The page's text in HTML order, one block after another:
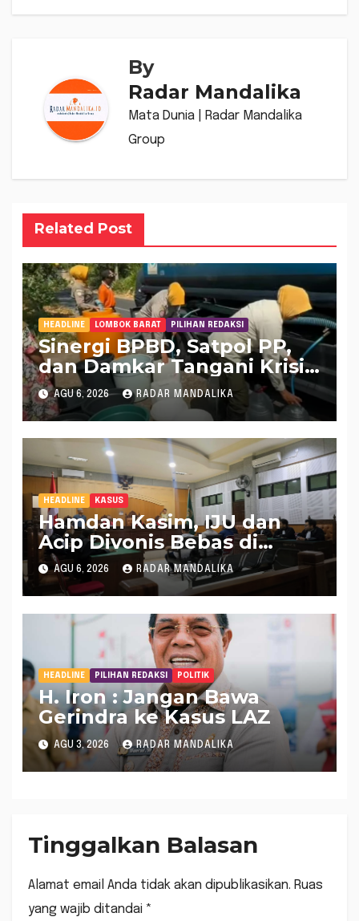
By
Radar Mandalika
Mata Dunia | Radar Mandalika
Group
Related Post
HEADLINE LOMBOK BARAT PILIHAN REDAKSI
Sinergi BPBD, Satpol PP,
dan Damkar Tangani Krisis
Air Bersih di Lobar
AGU 6, 2026 RADAR MANDALIKA
HEADLINE KASUS
Hamdan Kasim, IJU dan
Acip Divonis Bebas di
Kasus Dugaan Gratifikasi
DPRD NTB, Kuasa Hukum:
Putusan Bersifat Final
AGU 6, 2026 RADAR MANDALIKA
HEADLINE PILIHAN REDAKSI POLITIK
H. Iron : Jangan Bawa
Gerindra ke Kasus LAZ
AGU 3, 2026 RADAR MANDALIKA
Tinggalkan Balasan
Alamat email Anda tidak akan dipublikasikan. Ruas
yang wajib ditandai *